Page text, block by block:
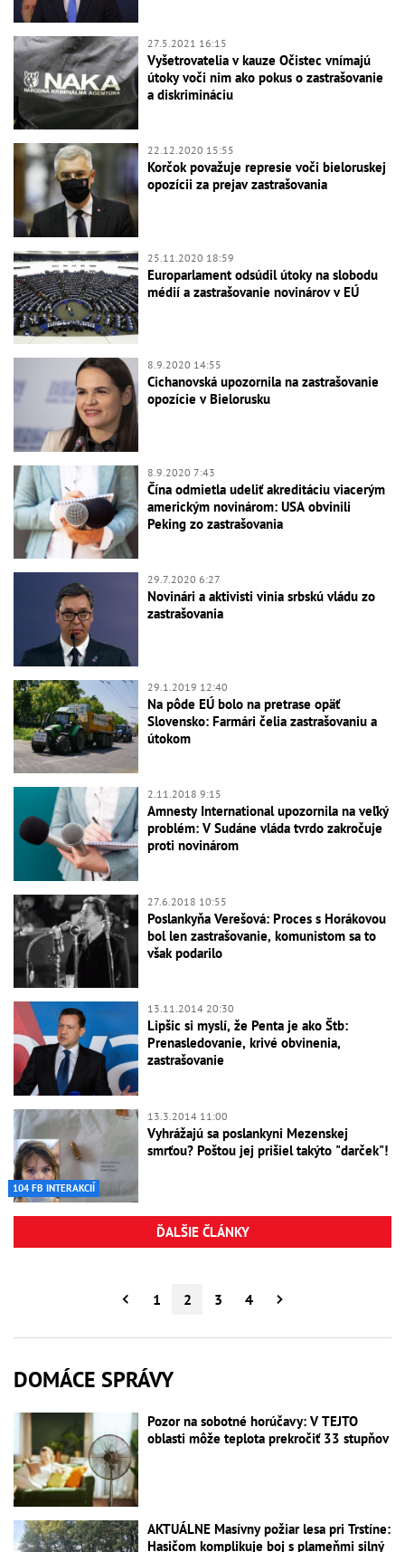
27.5.2021 16:15
Vyšetrovatelia v kauze Očistec vnímajú
útoky voči nim ako pokus o zastrašovanie
a diskrimináciu
22.12.2020 15:55
Korčok považuje represie voči bieloruskej
opozícii za prejav zastrašovania
25.11.2020 18:59
Europarlament odsúdil útoky na slobodu
médií a zastrašovanie novinárov v EÚ
8.9.2020 14:55
Cichanovská upozornila na zastrašovanie
opozície v Bielorusku
8.9.2020 7:43
Čína odmietla udeliť akreditáciu viacerým
americkým novinárom: USA obvinili
Peking zo zastrašovania
29.7.2020 6:27
Novinári a aktivisti vinia srbskú vládu zo
zastrašovania
29.1.2019 12:40
Na pôde EÚ bolo na pretrase opäť
Slovensko: Farmári čelia zastrašovaniu a
útokom
2.11.2018 9:15
Amnesty International upozornila na veľký
problém: V Sudáne vláda tvrdo zakročuje
proti novinárom
27.6.2018 10:55
Poslankyňa Verešová: Proces s Horákovou
bol len zastrašovanie, komunistom sa to
však podarilo
13.11.2014 20:30
Lipšic si myslí, že Penta je ako Štb:
Prenasledovanie, krivé obvinenia,
zastrašovanie
104 FB INTERAKCIÍ
13.3.2014 11:00
Vyhrážajú sa poslankyni Mezenskej
smrťou? Poštou jej prišiel takýto "darček"!
ĎALŠIE ČLÁNKY
1 2 3 4
DOMÁCE SPRÁVY
Pozor na sobotné horúčavy: V TEJTO
oblasti môže teplota prekročiť 33 stupňov
AKTUÁLNE Masívny požiar lesa pri Trstíne:
Hasičom komplikuje boj s plameňmi silný